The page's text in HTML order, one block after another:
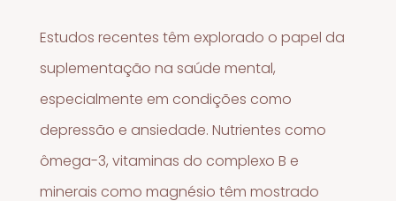
Estudos recentes têm explorado o papel da
suplementação na saúde mental,
especialmente em condições como
depressão e ansiedade. Nutrientes como
ômega-3, vitaminas do complexo B e
minerais como magnésio têm mostrado